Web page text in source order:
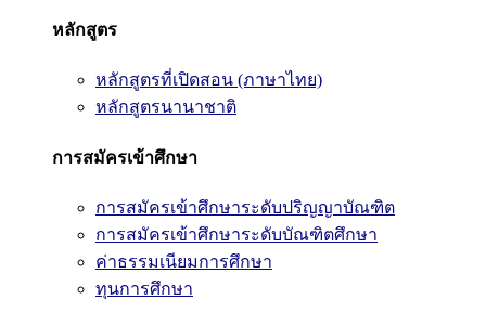
หลักสูตร
หลักสูตรที่เปิดสอน (ภาษาไทย)
หลักสูตรนานาชาติ
การสมัครเข้าศึกษา
การสมัครเข้าศึกษาระดับปริญญาบัณฑิต
การสมัครเข้าศึกษาระดับบัณฑิตศึกษา
ค่าธรรมเนียมการศึกษา
ทุนการศึกษา